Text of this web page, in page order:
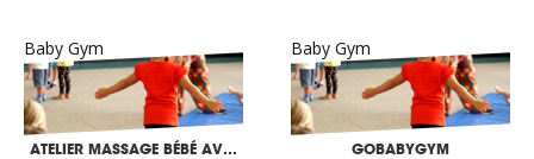
Baby Gym
ATELIER MASSAGE BÉBÉ AVEC JULIA EDGELY
Baby Gym
GOBABYGYM